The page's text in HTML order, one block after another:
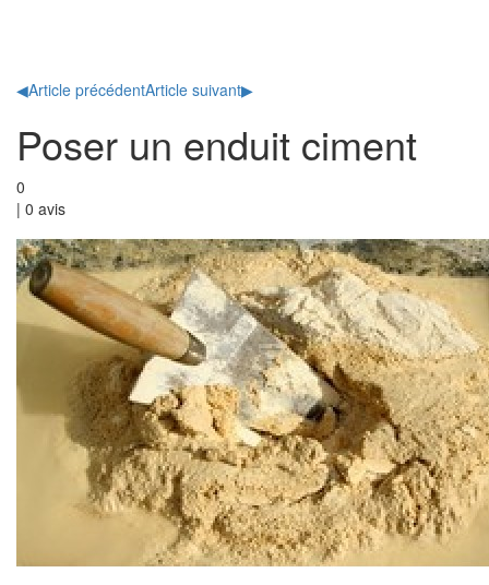
◀Article précédentArticle suivant▶
Poser un enduit ciment
0
| 0 avis